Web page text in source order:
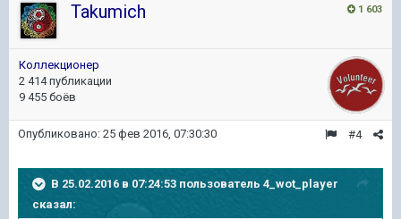
1 603
Takumich
Коллекционер
2 414 публикации
9 455 боёв
#4
Опубликовано: 25 фев 2016, 07:30:30
В 25.02.2016 в 07:24:53 пользователь 4_wot_player
сказал: